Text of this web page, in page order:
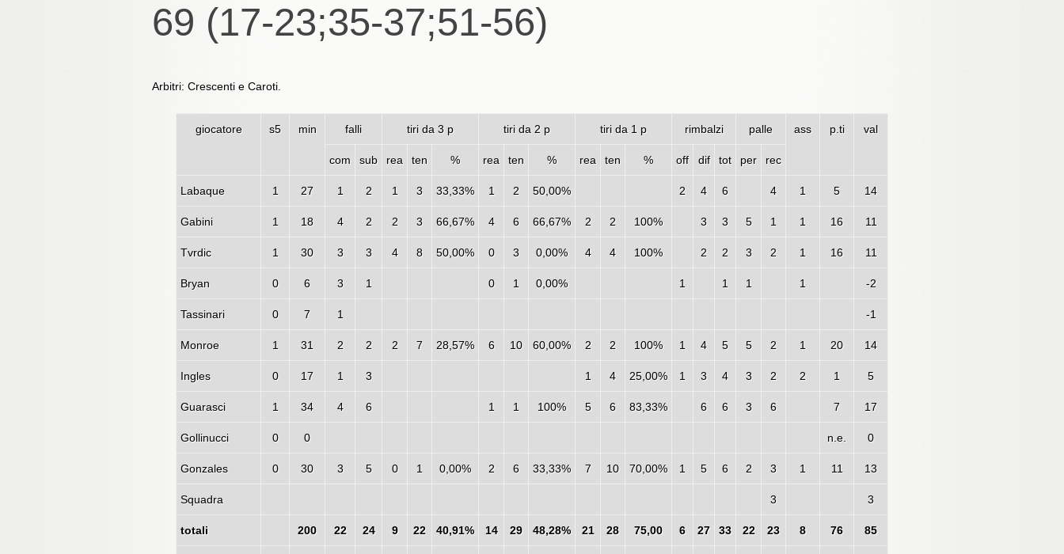
69 (17-23;35-37;51-56)
Arbitri: Crescenti e Caroti.
giocatore s5 min falli tiri da 3 p tiri da 2 p tiri da 1 p rimbalzi palle ass p.ti val
com sub rea ten % rea ten % rea ten % off dif tot per rec
Labaque 1 27 1 2 1 3 33,33% 1 2 50,00% 2 4 6 4 1 5 14
Gabini 1 18 4 2 2 3 66,67% 4 6 66,67% 2 2 100% 3 3 5 1 1 16 11
Tvrdic 1 30 3 3 4 8 50,00% 0 3 0,00% 4 4 100% 2 2 3 2 1 16 11
Bryan 0 6 3 1 0 1 0,00% 1 1 1 1 -2
Tassinari 0 7 1 -1
Monroe 1 31 2 2 2 7 28,57% 6 10 60,00% 2 2 100% 1 4 5 5 2 1 20 14
Ingles 0 17 1 3 1 4 25,00% 1 3 4 3 2 2 1 5
Guarasci 1 34 4 6 1 1 100% 5 6 83,33% 6 6 3 6 7 17
Gollinucci 0 0 n.e. 0
Gonzales 0 30 3 5 0 1 0,00% 2 6 33,33% 7 10 70,00% 1 5 6 2 3 1 11 13
Squadra 3 3
totali 200 22 24 9 22 40,91% 14 29 48,28% 21 28 75,00 6 27 33 22 23 8 76 85